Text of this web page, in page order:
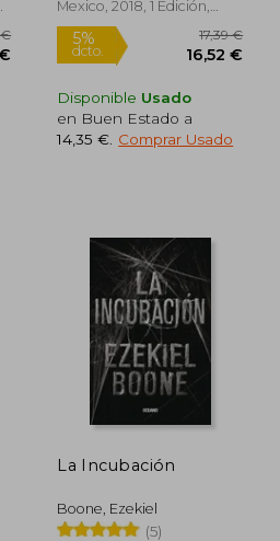
Mexico, 2018, 1 Edición,
Tapa Blanda, Nuevo
Disponible Usado
en Buen Estado a
14,35 € Comprar Usado
La Incubación
Boone, Ezekiel
(5)